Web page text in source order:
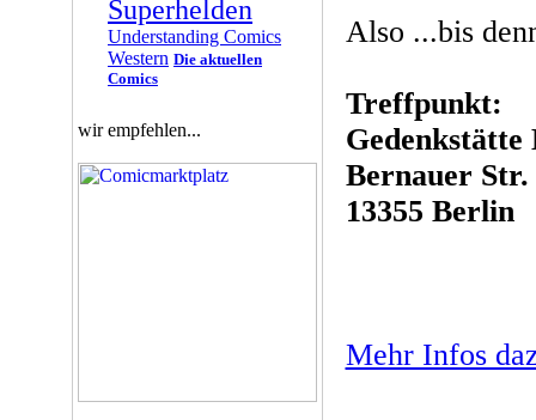
Superhelden
Understanding Comics
Western Die aktuellen
Comics
wir empfehlen...
Also ...bis
Treffpunkt:
Bernauer Str.
13355 Berlin
Mehr Infos